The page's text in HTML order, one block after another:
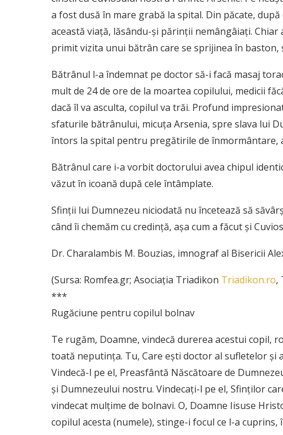
a fost dusă în mare grabă la spital. Din păcate,
această viață, lăsându-și părinții nemângâiați.
primit vizita unui bătrân care se sprijinea în baston,
Bătrânul l-a îndemnat pe doctor să-i facă masaj
mult de 24 de ore de la moartea copilului, medicii
dacă îl va asculta, copilul va trăi. Profund
sfaturile bătrânului, micuța Arsenia, spre slava lui
întors la spital pentru pregătirile de înmormântare,
Bătrânul care i-a vorbit doctorului avea chipul
văzut în icoană după cele întâmplate.
Sfinții lui Dumnezeu niciodată nu încetează să
când îi chemăm cu credință, așa cum a făcut și
Dr. Charalambis M. Bouzias, imnograf al Bisericii
(Sursa: Romfea.gr; Asociația Triadikon Triadikon.ro,
***
Rugăciune pentru copilul bolnav
Te rugăm, Doamne, vindecă durerea acestui copil,
toată neputinţa. Tu, Care eşti doctor al sufletelor
Vindecă-l pe el, Preasfântă Născătoare de
şi Dumnezeului nostru. Vindecaţi-l pe el, Sfinţilor
vindecat mulţime de bolnavi. O, Doamne Iisuse
copilul acesta (numele), stinge-i focul ce l-a